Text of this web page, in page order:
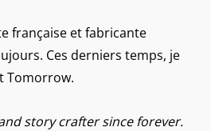
française et fabricante
Ces derniers temps, je
Tomorrow.
story crafter since forever.